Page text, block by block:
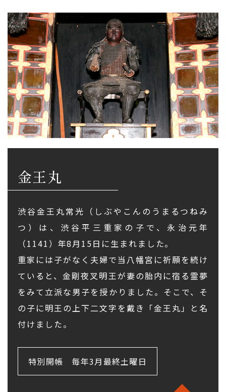
金王丸
渋谷金王丸常光（しぶやこんのうまるつねみ
つ）は、渋谷平三重家の子で、永治元年
（1141）年8月15日に生まれました。
重家には子がなく夫婦で当八幡宮に祈願を続け
ていると、金剛夜叉明王が妻の胎内に宿る霊夢
をみて立派な男子を授かりました。そこで、そ
の子に明王の上下二文字を戴き「金王丸」と名
付けました。
特別開帳 毎年3月最終土曜日